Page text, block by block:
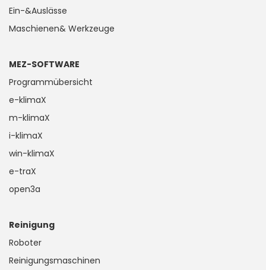
Ein-&Auslässe
Maschienen& Werkzeuge
MEZ-SOFTWARE
Programmübersicht
e-klimaX
m-klimaX
i-klimaX
win-klimaX
e-traX
open3a
Reinigung
Roboter
Reinigungsmaschinen